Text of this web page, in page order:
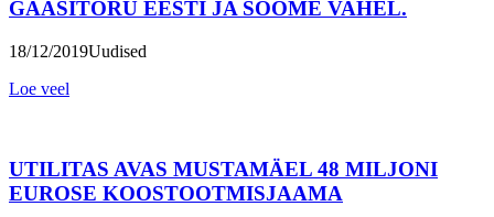
GAASITORU EESTI JA SOOME VAHEL.
18/12/2019Uudised
Loe veel
UTILITAS AVAS MUSTAMÄEL 48 MILJONI
EUROSE KOOSTOOTMISJAAMA